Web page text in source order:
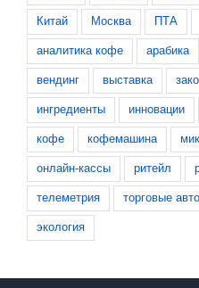
Китай Москва ПТА
аналитика кофе арабика
вендинг выставка
ингредиенты инновации
кофе кофемашина
онлайн-кассы ритейл
телеметрия торговые
экология